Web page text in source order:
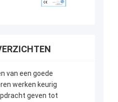
van een goede
werken keurig
opdracht geven tot